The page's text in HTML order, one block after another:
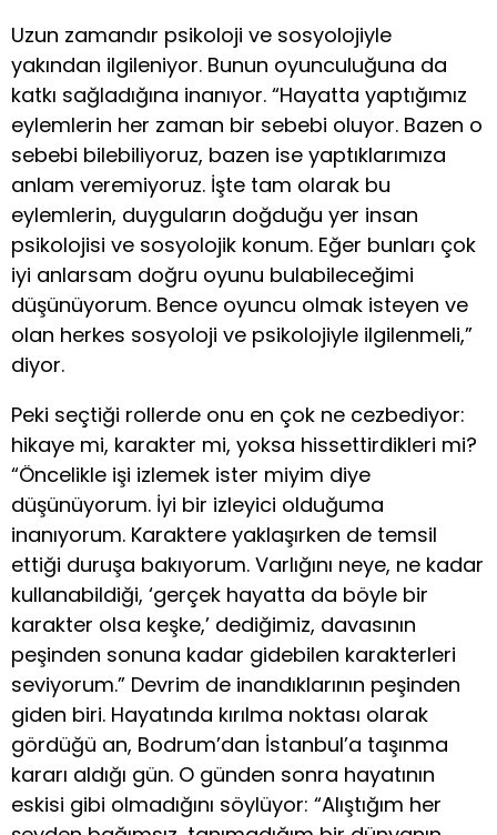
Uzun zamandır psikoloji ve sosyolojiyle
yakından ilgileniyor. Bunun oyunculuğuna da
katkı sağladığına inanıyor. “Hayatta yaptığımız
eylemlerin her zaman bir sebebi oluyor. Bazen o
sebebi bilebiliyoruz, bazen ise yaptıklarımıza
anlam veremiyoruz. İşte tam olarak bu
eylemlerin, duyguların doğduğu yer insan
psikolojisi ve sosyolojik konum. Eğer bunları çok
iyi anlarsam doğru oyunu bulabileceğimi
düşünüyorum. Bence oyuncu olmak isteyen ve
olan herkes sosyoloji ve psikolojiyle ilgilenmeli,”
diyor.
Peki seçtiği rollerde onu en çok ne cezbediyor:
hikaye mi, karakter mi, yoksa hissettirdikleri mi?
“Öncelikle işi izlemek ister miyim diye
düşünüyorum. İyi bir izleyici olduğuma
inanıyorum. Karaktere yaklaşırken de temsil
ettiği duruşa bakıyorum. Varlığını neye, ne kadar
kullanabildiği, ‘gerçek hayatta da böyle bir
karakter olsa keşke,’ dediğimiz, davasının
peşinden sonuna kadar gidebilen karakterleri
seviyorum.” Devrim de inandıklarının peşinden
giden biri. Hayatında kırılma noktası olarak
gördüğü an, Bodrum’dan İstanbul’a taşınma
kararı aldığı gün. O günden sonra hayatının
eskisi gibi olmadığını söylüyor: “Alıştığım her